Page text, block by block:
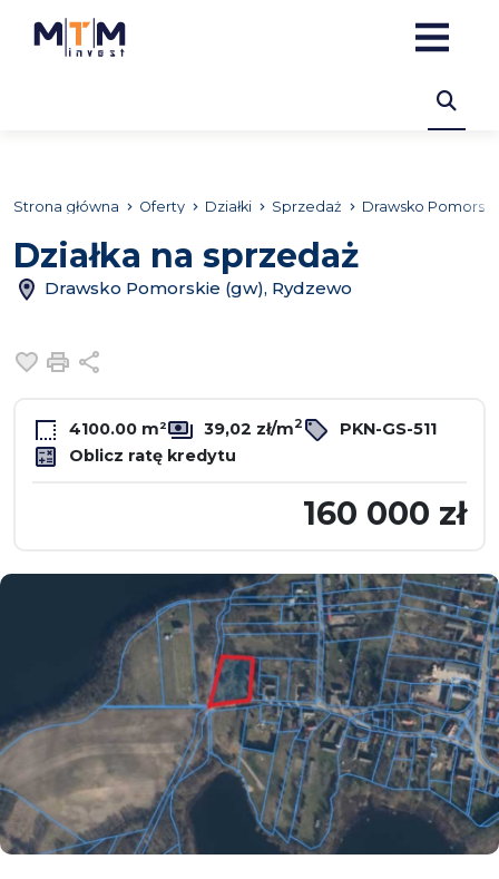
Strona główna Oferty Działki Sprzedaż Drawsko
Działka na sprzedaż
Drawsko Pomorskie (gw), Rydzewo
Dodaj do ulubionych
Drukuj
4100.00 m² 39,02 zł/m2
PKN-GS-511
Oblicz ratę kredytu
160 000 zł